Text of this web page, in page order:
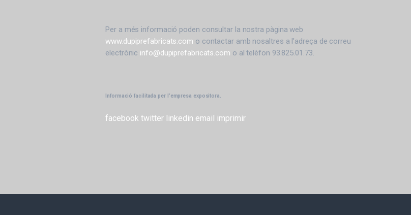
Per a més informació poden consultar la nostra pàgina web
www.dupiprefabricats.com o contactar amb nosaltres a l’adreça de correu
electrònic info@dupiprefabricats.com o al telèfon 93.825.01.73.
Informació facilitada per l’empresa expositora.
facebook twitter linkedin email imprimir